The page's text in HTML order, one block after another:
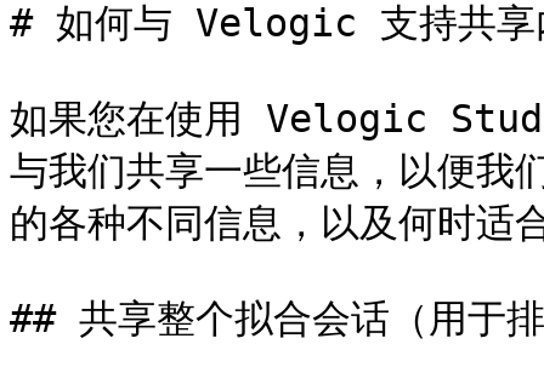
# 如何与 Velogic 支持共享
如果您在使用 Velogic
与我们共享一些信息，以便我
的各种不同信息，以及何时适
## 共享整个拟合会话（用于